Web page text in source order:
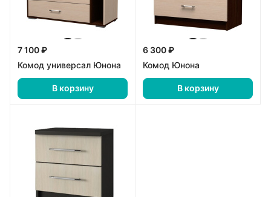
7 100 ₽
Комод универсал Юнона
В корзину
6 300 ₽
Комод Юнона
В корзину